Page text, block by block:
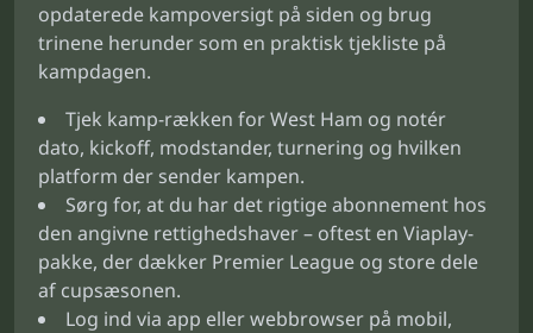
opdaterede kampoversigt på siden og brug
trinene herunder som en praktisk tjekliste på
kampdagen.
Tjek kamp-rækken for West Ham og notér
dato, kickoff, modstander, turnering og hvilken
platform der sender kampen.
Sørg for, at du har det rigtige abonnement hos
den angivne rettighedshaver – oftest en Viaplay-
pakke, der dækker Premier League og store dele
af cupsæsonen.
Log ind via app eller webbrowser på mobil,